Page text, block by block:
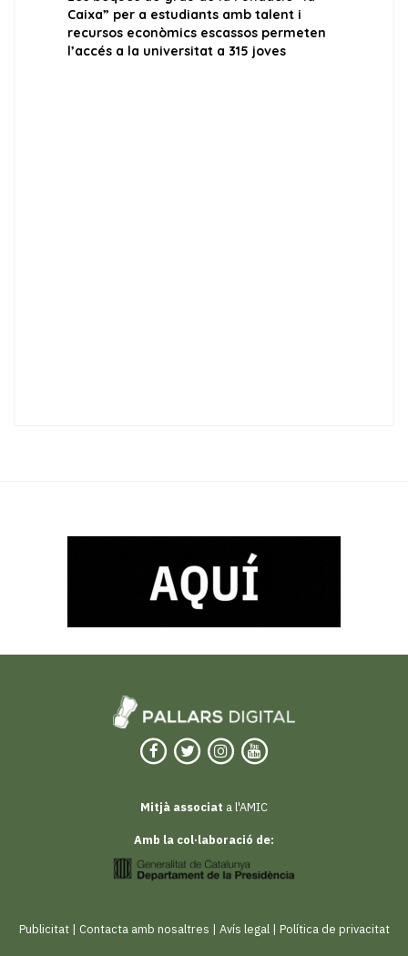
Mitjà associat a l'AMIC
Amb la col·laboració de:
Publicitat| Contacta amb nosaltres | Avís legal| Política de privacitat